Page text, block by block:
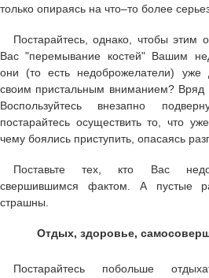
только опираясь на что–то более
Постарайтесь, однако, чтобы
Вас "перемывание костей" Вашим
они (то есть недоброжелатели)
своим пристальным вниманием? Вряд
Воспользуйтесь внезапно
постарайтесь осуществить то, что
чему боялись приступить, опасаясь
Поставьте тех, кто Вас
свершившимся фактом. А пустые
страшны.
Отдых, здоровье,
Постарайтесь побольше